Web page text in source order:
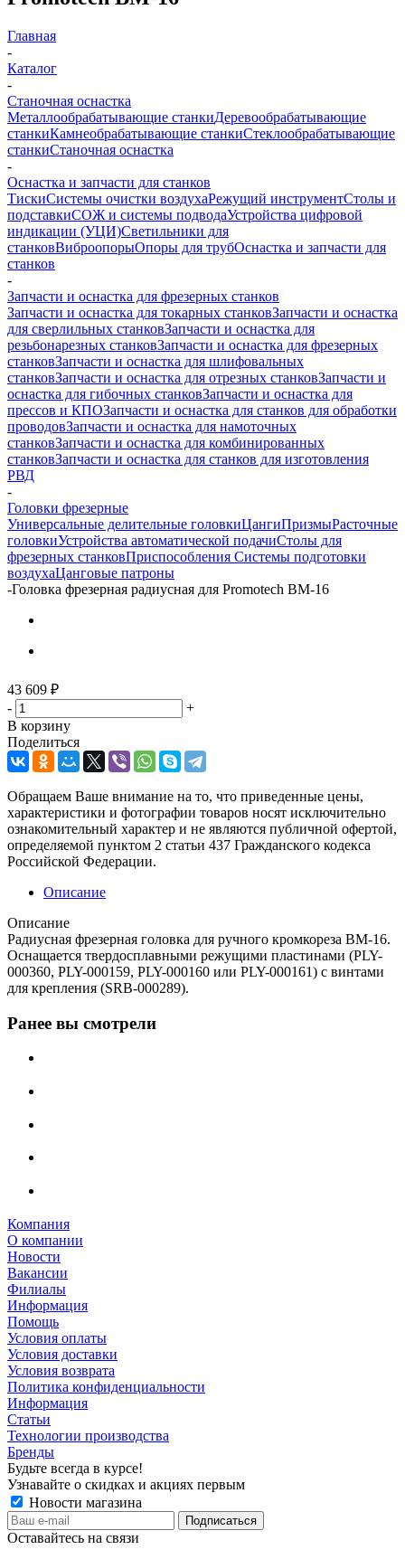
Главная
-
Каталог
-
Станочная оснастка
Металлообрабатывающие станкиДеревообрабатывающие
станкиКамнеобрабатывающие станкиСтеклообрабатывающие
станкиСтаночная оснастка
-
Оснастка и запчасти для станков
ТискиСистемы очистки воздухаРежущий инструментСтолы и
подставкиСОЖ и системы подводаУстройства цифровой
индикации (УЦИ)Светильники для
станковВиброопорыОпоры для трубОснастка и запчасти для
станков
-
Запчасти и оснастка для фрезерных станков
Запчасти и оснастка для токарных станковЗапчасти и оснастка
для сверлильных станковЗапчасти и оснастка для
резьбонарезных станковЗапчасти и оснастка для фрезерных
станковЗапчасти и оснастка для шлифовальных
станковЗапчасти и оснастка для отрезных станковЗапчасти и
оснастка для гибочных станковЗапчасти и оснастка для
прессов и КПОЗапчасти и оснастка для станков для обработки
проводовЗапчасти и оснастка для намоточных
станковЗапчасти и оснастка для комбинированных
станковЗапчасти и оснастка для станков для изготовления
РВД
-
Головки фрезерные
Универсальные делительные головкиЦангиПризмыРасточные
головкиУстройства автоматической подачиСтолы для
фрезерных станковПриспособления Системы подготовки
воздухаЦанговые патроны
-Головка фрезерная радиусная для Promotech BM-16
43 609 ₽
-
+
В корзину
Поделиться
Обращаем Ваше внимание на то, что приведенные цены,
характеристики и фотографии товаров носят исключительно
ознакомительный характер и не являются публичной офертой,
определяемой пунктом 2 статьи 437 Гражданского кодекса
Российской Федерации.
Описание
Описание
Радиусная фрезерная головка для ручного кромкореза BM-16.
Оснащается твердосплавными режущими пластинами (PLY-
000360, PLY-000159, PLY-000160 или PLY-000161) с винтами
для крепления (SRB-000289).
Ранее вы смотрели
Компания
О компании
Новости
Вакансии
Филиалы
Информация
Помощь
Условия оплаты
Условия доставки
Условия возврата
Политика конфиденциальности
Информация
Статьи
Технологии производства
Бренды
Будьте всегда в курсе!
Узнавайте о скидках и акциях первым
Новости магазина
Оставайтесь на связи